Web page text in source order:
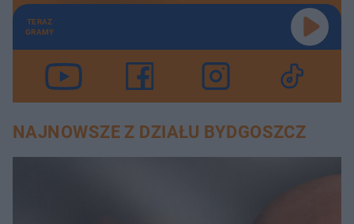
TERAZ
GRAMY
NAJNOWSZE Z DZIAŁU BYDGOSZCZ